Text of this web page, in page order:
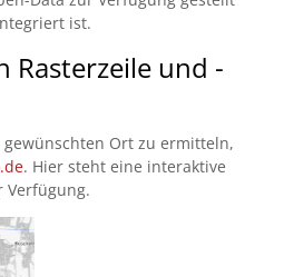
ist.
Rasterzeile und -
Ort zu ermitteln,
. Hier steht eine interaktive
Verfügung.